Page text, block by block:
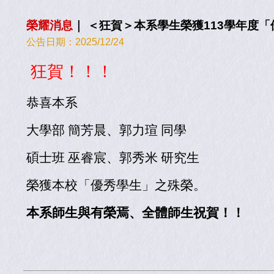
榮耀消息 ＜狂賀＞本系學生榮獲113學年度
公告日期： 2025/12/24
狂賀！！！
恭喜本系
大學部 簡芳晨、郭力瑄 同學
碩士班 巫睿宸、郭秀米 研究生
榮獲本校「優秀學生」之殊榮。
本系師生與有榮焉、全體師生祝賀！！